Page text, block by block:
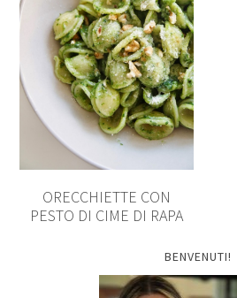
ORECCHIETTE CON
PESTO DI CIME DI RAPA
BENVENUTI!